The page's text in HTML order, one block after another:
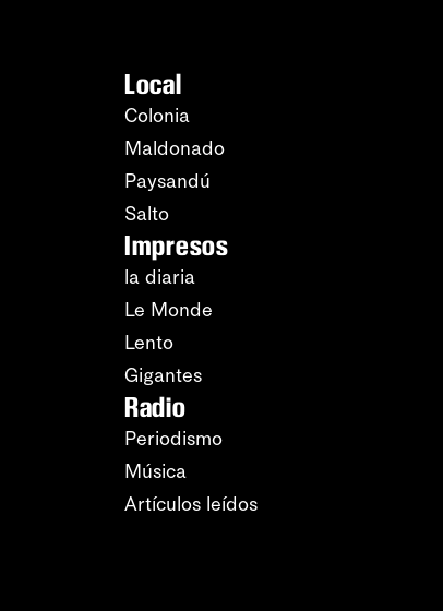
Local
Colonia
Maldonado
Paysandú
Salto
Impresos
la diaria
Le Monde
Lento
Gigantes
Radio
Periodismo
Música
Artículos leídos